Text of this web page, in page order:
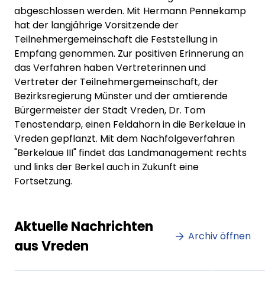
abgeschlossen werden. Mit Hermann Pennekamp
hat der langjährige Vorsitzende der
Teilnehmergemeinschaft die Feststellung in
Empfang genommen. Zur positiven Erinnerung an
das Verfahren haben Vertreterinnen und
Vertreter der Teilnehmergemeinschaft, der
Bezirksregierung Münster und der amtierende
Bürgermeister der Stadt Vreden, Dr. Tom
Tenostendarp, einen Feldahorn in die Berkelaue in
Vreden gepflanzt. Mit dem Nachfolgeverfahren
"Berkelaue III" findet das Landmanagement rechts
und links der Berkel auch in Zukunft eine
Fortsetzung.
Aktuelle Nachrichten
aus Vreden
Archiv öffnen
Lorem ipsum Lorem ipsum